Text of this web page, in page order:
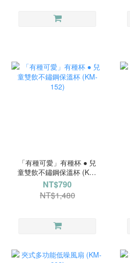
「有種可愛」有種杯 ● 兒
童雙飲不鏽鋼保溫杯 (KM-
152)
NT$790
NT$1,480